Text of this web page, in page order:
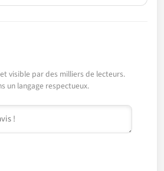
visible par des milliers de lecteurs.
un langage respectueux.